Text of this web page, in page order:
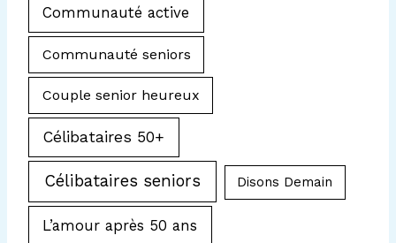
Communauté active
Communauté seniors
Couple senior heureux
Célibataires 50+
Célibataires seniors Disons Demain
L’amour après 50 ans